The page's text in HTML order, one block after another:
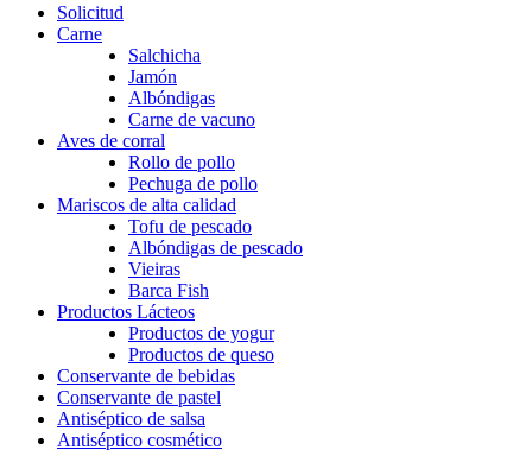
Solicitud
Carne
Salchicha
Jamón
Albóndigas
Carne de vacuno
Aves de corral
Rollo de pollo
Pechuga de pollo
Mariscos de alta calidad
Tofu de pescado
Albóndigas de pescado
Vieiras
Barca Fish
Productos Lácteos
Productos de yogur
Productos de queso
Conservante de bebidas
Conservante de pastel
Antiséptico de salsa
Antiséptico cosmético